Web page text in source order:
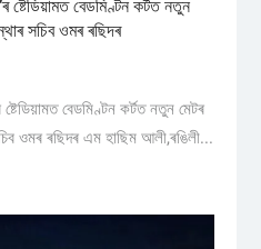
বেডমিণ্টন কৰ্টত নতুন
সচিব ওমৰ ৰছিদৰ
বেডমিণ্টন কৰ্টত নতুন মেটৰ
ওমৰ ৰছিদৰ এম হাছিম আলী,ৰঙিলী...